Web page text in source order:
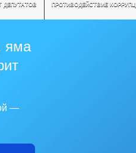
ДЕПУТАТОВ ПРОТИВОДЕЙСТВИЕ
яма
—